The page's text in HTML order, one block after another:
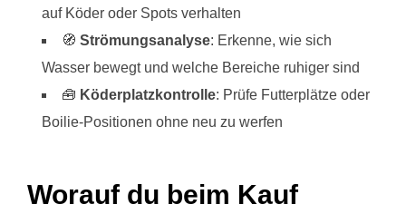
auf Köder oder Spots verhalten
🧭 Strömungsanalyse: Erkenne, wie sich
Wasser bewegt und welche Bereiche ruhiger sind
🧰 Köderplatzkontrolle: Prüfe Futterplätze oder
Boilie-Positionen ohne neu zu werfen
Worauf du beim Kauf